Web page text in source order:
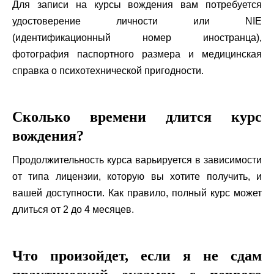
Для записи на курсы вождения вам потребуется
удостоверение личности или NIE
(идентификационный номер иностранца),
фотография паспортного размера и медицинская
справка о психотехнической пригодности.
Сколько времени длится курс
вождения?
Продолжительность курса варьируется в зависимости
от типа лицензии, которую вы хотите получить, и
вашей доступности. Как правило, полный курс может
длиться от 2 до 4 месяцев.
Что произойдет, если я не сдам